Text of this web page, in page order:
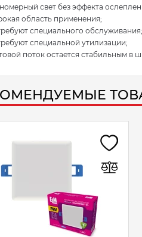
свет без эффекта
область применения;
специального обслуживания;
специальной утилизации;
поток остается стабильным в